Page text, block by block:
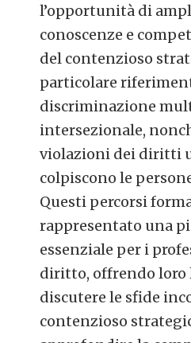
l’opportunità di
conoscenze e
del contenzioso
particolare
discriminazione
intersezionale,
violazioni dei diritti
colpiscono le
Questi percorsi
rappresentato una
essenziale per i
diritto, offrendo loro
discutere le sfide
contenzioso